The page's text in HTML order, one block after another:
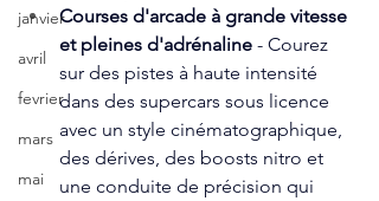
janvier
avril
fevrier
mars
mai
Courses d'arcade à grande vitesse
et pleines d'adrénaline - Courez
sur des pistes à haute intensité
dans des supercars sous licence
avec un style cinématographique,
des dérives, des boosts nitro et
une conduite de précision qui